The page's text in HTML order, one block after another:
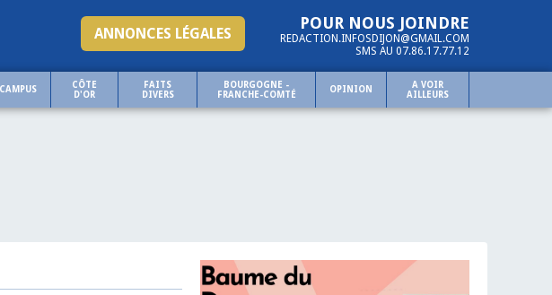
POUR NOUS JOINDRE
REDACTION.INFOSDIJON@GMAIL.COM
SMS AU 07.86.17.77.12
ANNONCES LÉGALES
CAMPUS
CÔTE
D'OR
FAITS
DIVERS
BOURGOGNE -
FRANCHE-COMTÉ
OPINION
A VOIR
AILLEURS